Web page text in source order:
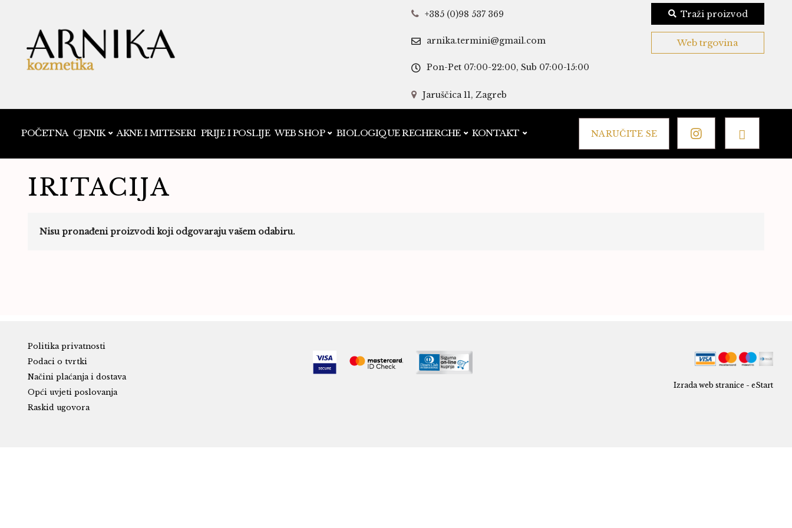
+385 (0)98 537 369
arnika.termini@gmail.com
Pon-Pet 07:00-22:00, Sub 07:00-15:00
Jaruščica 11, Zagreb
Traži proizvod
Web trgovina
POČETNA CJENIK AKNE I MITESERI PRIJE I POSLIJE WEB SHOP BIOLOGIQUE RECHERCHE KONTAKT NARUČITE SE
IRITACIJA
Nisu pronađeni proizvodi koji odgovaraju vašem odabiru.
Politika privatnosti
Podaci o tvrtki
Načini plaćanja i dostava
Opći uvjeti poslovanja
Raskid ugovora
Izrada web stranice - eStart